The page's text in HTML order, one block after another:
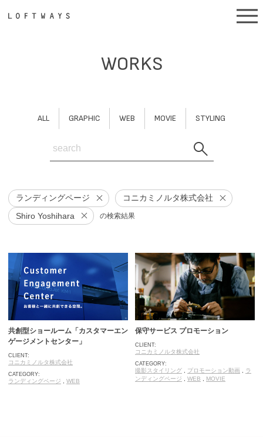
WORKS
ALL GRAPHIC WEB MOVIE STYLING
ランディングページ
コニカミノルタ株式会社
Shiro Yoshihara
の検索結果
共創型ショールーム「カスタマーエン
ゲージメントセンター」
CLIENT:
コニカミノルタ株式会社
CATEGORY:
ランディングページ WEB
保守サービス プロモーション
CLIENT:
コニカミノルタ株式会社
CATEGORY:
撮影スタイリング プロモーション動画
ラ
ンディングページ
WEB MOVIE